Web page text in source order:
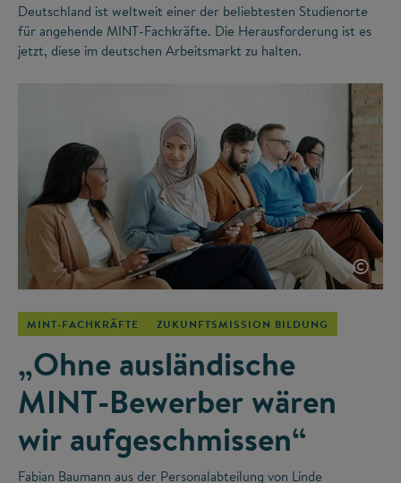
Deutschland ist weltweit einer der beliebtesten Studienorte
für angehende MINT-Fachkräfte. Die Herausforderung ist es
jetzt, diese im deutschen Arbeitsmarkt zu halten.
©
MINT-FACHKRÄFTE ZUKUNFTSMISSION BILDUNG
„Ohne ausländische
MINT-Bewerber wären
wir aufgeschmissen“
Fabian Baumann aus der Personalabteilung von Linde